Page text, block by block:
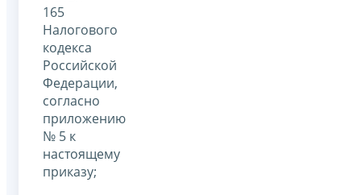
165
Налогового
кодекса
Российской
Федерации,
согласно
приложению
№ 5 к
настоящему
приказу;